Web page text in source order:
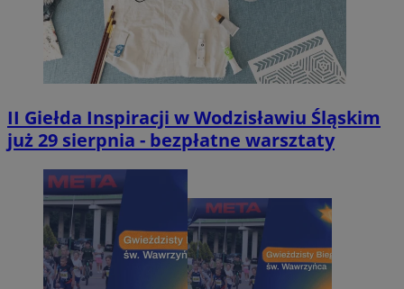
II Giełda Inspiracji w Wodzisławiu Śląskim
już 29 sierpnia - bezpłatne warsztaty